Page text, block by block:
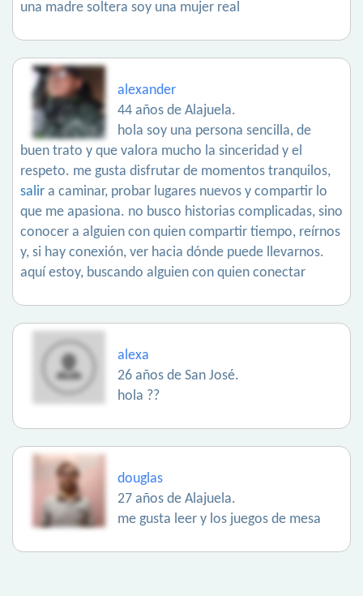
una madre soltera soy una mujer real
alexander
44 años de Alajuela.
hola soy una persona sencilla, de
buen trato y que valora mucho la sinceridad y el
respeto. me gusta disfrutar de momentos tranquilos,
salir a caminar, probar lugares nuevos y compartir lo
que me apasiona. no busco historias complicadas, sino
conocer a alguien con quien compartir tiempo, reírnos
y, si hay conexión, ver hacia dónde puede llevarnos.
aquí estoy, buscando alguien con quien conectar
alexa
26 años de San José.
hola ??
douglas
27 años de Alajuela.
me gusta leer y los juegos de mesa